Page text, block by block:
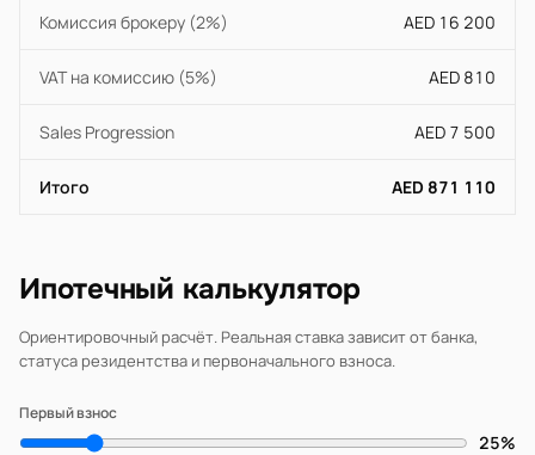
Комиссия брокеру (2%) AED 16 200
VAT на комиссию (5%) AED 810
Sales Progression AED 7 500
Итого AED 871 110
Ипотечный калькулятор
Ориентировочный расчёт. Реальная ставка зависит от банка,
статуса резидентства и первоначального взноса.
Первый взнос
25%